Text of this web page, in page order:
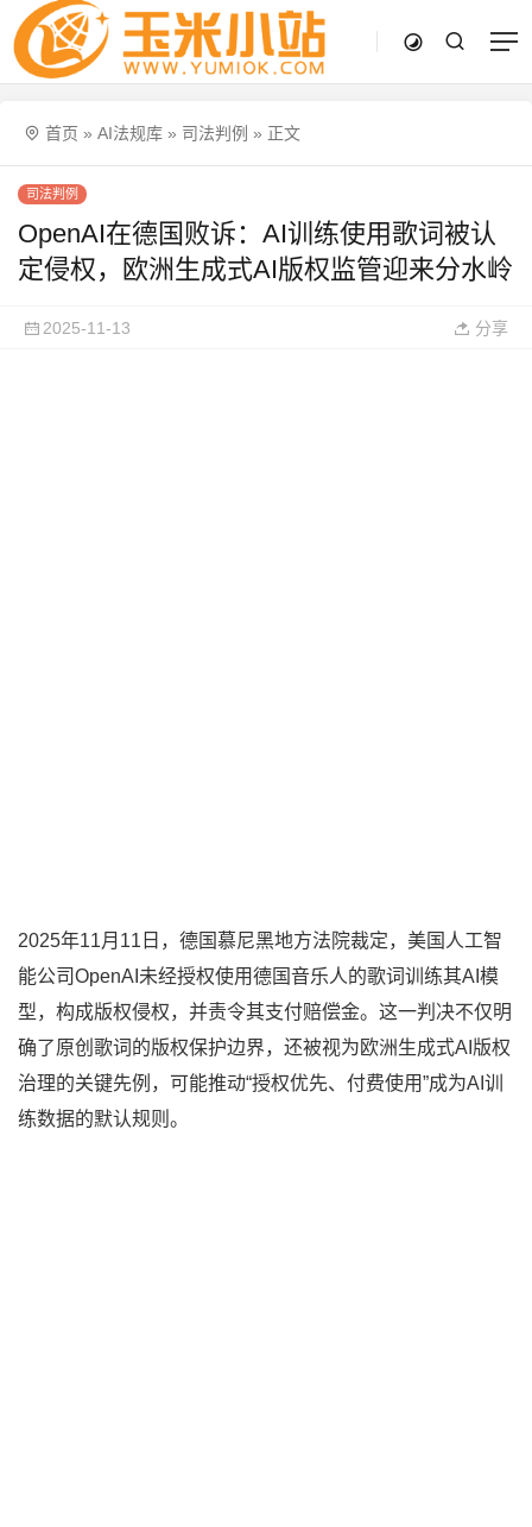
首页 » AI法规库 » 司法判例 » 正文
司法判例
OpenAI在德国败诉：AI训练使用歌词被认
定侵权，欧洲生成式AI版权监管迎来分水岭
2025-11-13 分享
2025年11月11日，德国慕尼黑地方法院裁定，美国人工智
能公司OpenAI未经授权使用德国音乐人的歌词训练其AI模
型，构成版权侵权，并责令其支付赔偿金。这一判决不仅明
确了原创歌词的版权保护边界，还被视为欧洲生成式AI版权
治理的关键先例，可能推动“授权优先、付费使用”成为AI训
练数据的默认规则。